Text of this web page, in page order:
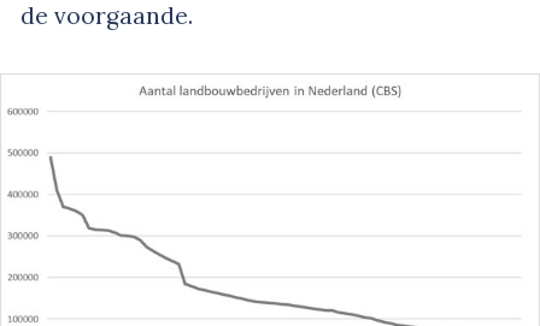
de voorgaande.